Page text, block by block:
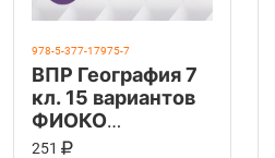
978-5-377-17975-7
ВПР География 7
кл. 15 вариантов
ФИОКО
СТАТГРАД ТЗ
251
В КОРЗИНУ